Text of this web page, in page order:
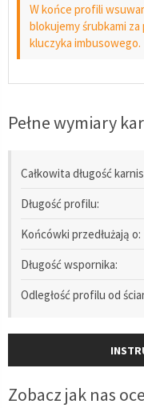
W końce profili
blokujemy śrubkami
kluczyka imbusowego.
Pełne wymiary
Całkowita długość
Długośćprofilu:
Końcówki przedłużają o:
Długość wspornika:
Odległośćprofilu od
Zobacz jak nas